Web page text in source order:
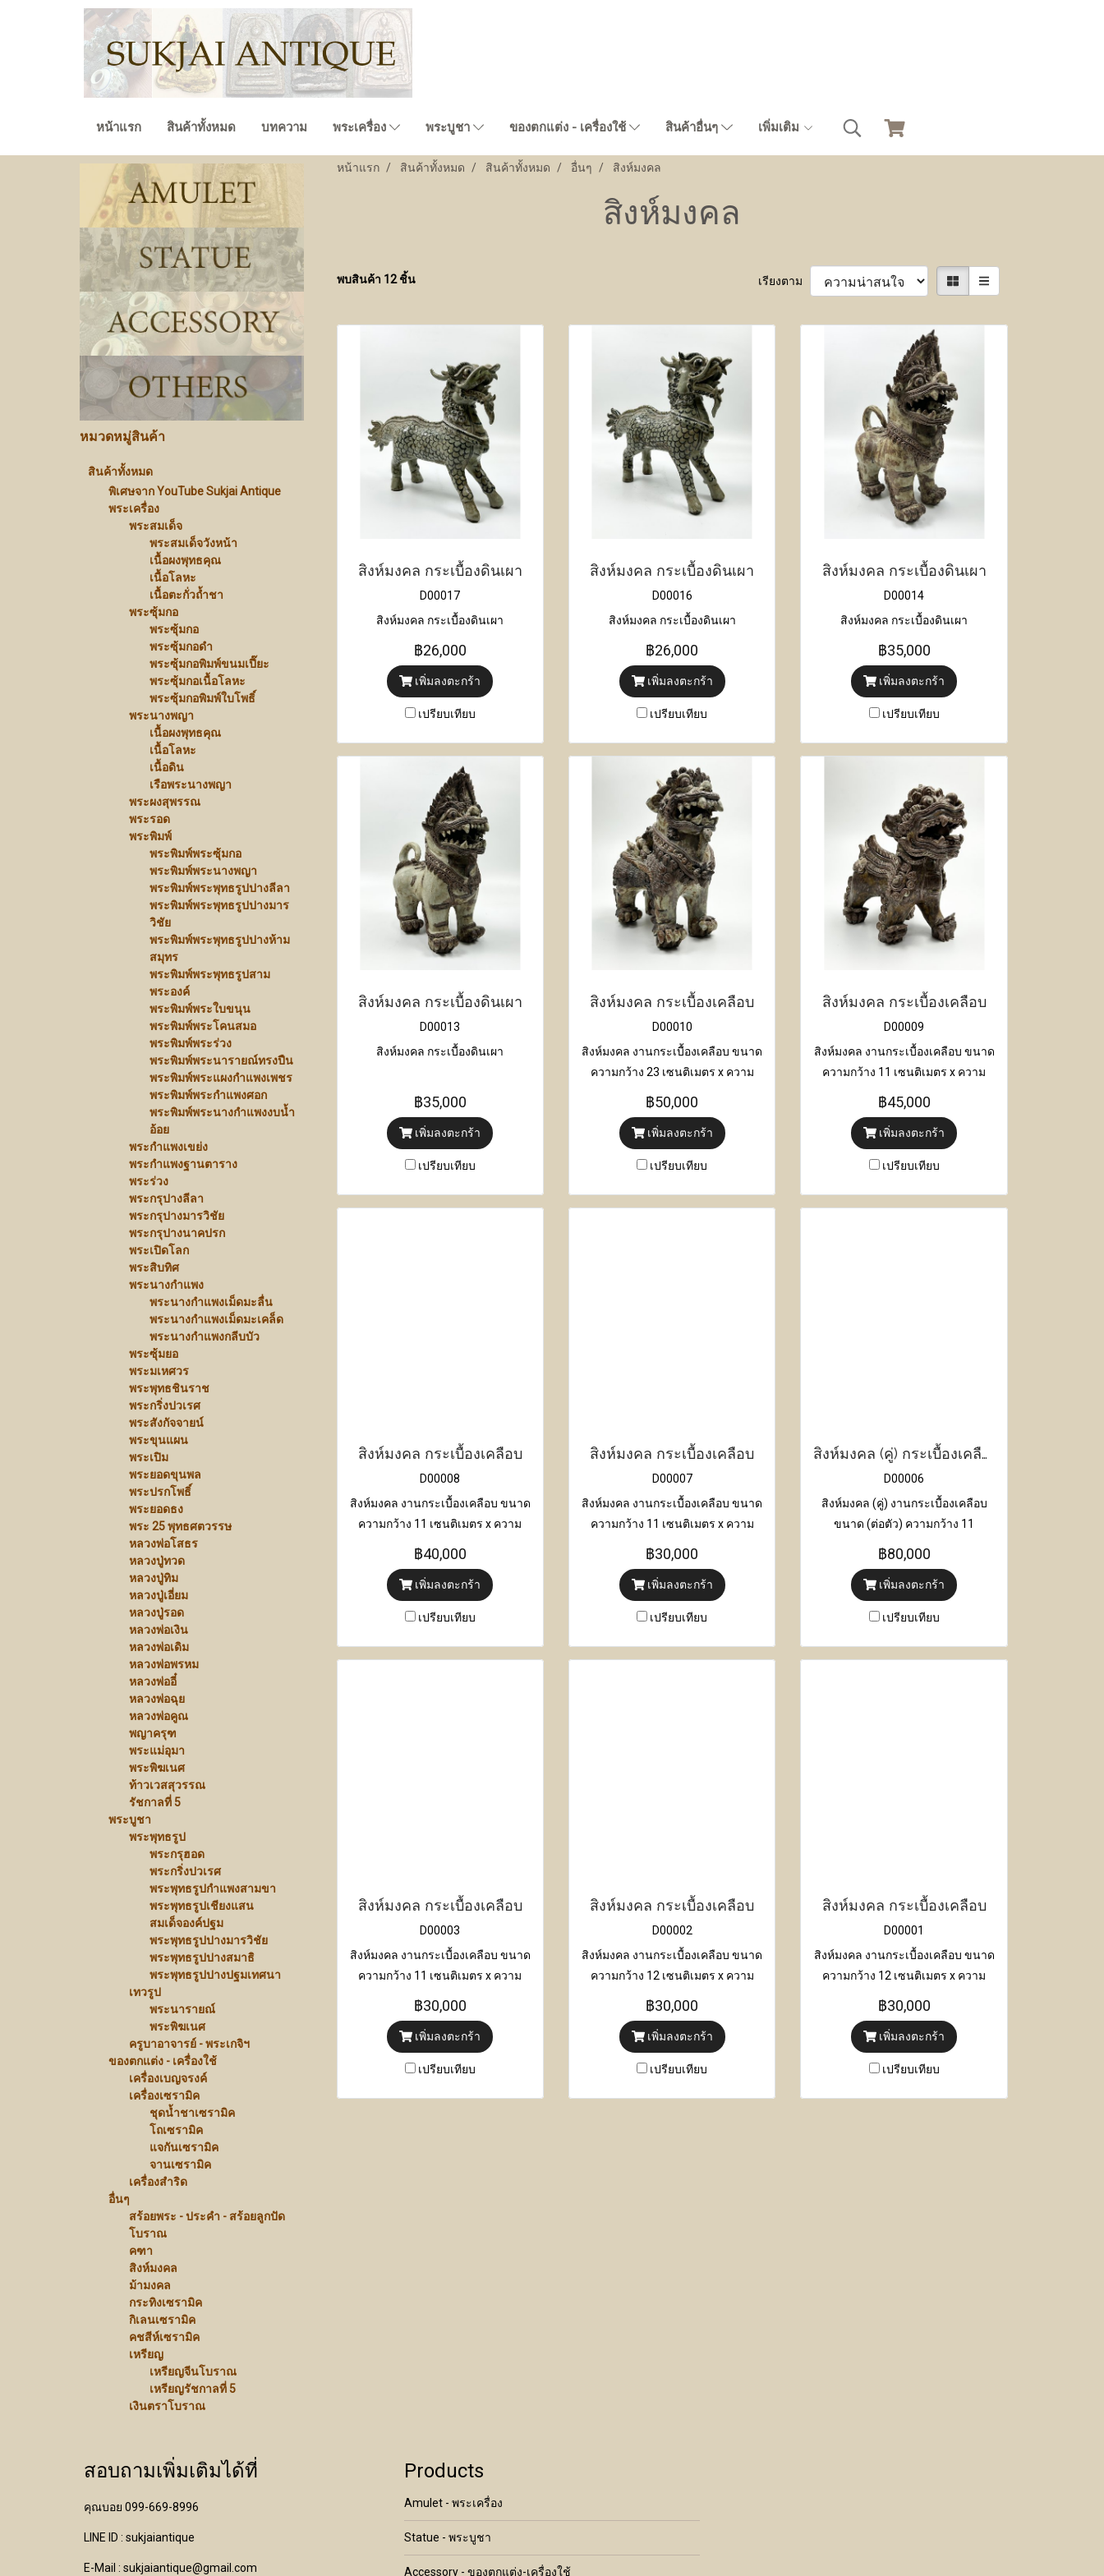
หน้าแรก สินค้าทั้งหมด บทความ พระเครื่อง พระบูชา ของตกแต่ง - เครื่องใช้ สินค้าอื่นๆ เพิ่มเติม
หน้าแรก สินค้าทั้งหมด สินค้าทั้งหมด อื่นๆ สิงห์มงคล
สิงห์มงคล
พบสินค้า 12 ชิ้น เรียงตาม
สิงห์มงคล กระเบื้องดินเผา
D00017
สิงห์มงคล กระเบื้องดินเผา
฿26,000
เพิ่มลงตะกร้า
เปรียบเทียบ
สิงห์มงคล กระเบื้องดินเผา
D00016
สิงห์มงคล กระเบื้องดินเผา
฿26,000
เพิ่มลงตะกร้า
เปรียบเทียบ
สิงห์มงคล กระเบื้องดินเผา
D00014
สิงห์มงคล กระเบื้องดินเผา
฿35,000
เพิ่มลงตะกร้า
เปรียบเทียบ
สิงห์มงคล กระเบื้องดินเผา
D00013
สิงห์มงคล กระเบื้องดินเผา
฿35,000
เพิ่มลงตะกร้า
เปรียบเทียบ
สิงห์มงคล กระเบื้องเคลือบ
D00010
สิงห์มงคล งานกระเบื้องเคลือบ ขนาด
ความกว้าง 23 เซนติเมตร x ความ
เซนติเมตร
฿50,000
เพิ่มลงตะกร้า
เปรียบเทียบ
สิงห์มงคล กระเบื้องเคลือบ
D00009
สิงห์มงคล งานกระเบื้องเคลือบ ขนาด
ความกว้าง 11 เซนติเมตร x ความ
เซนติเมตร
฿45,000
เพิ่มลงตะกร้า
เปรียบเทียบ
สิงห์มงคล กระเบื้องเคลือบ
D00008
สิงห์มงคล งานกระเบื้องเคลือบ ขนาด
ความกว้าง 11 เซนติเมตร x ความ
เซนติเมตร
฿40,000
เพิ่มลงตะกร้า
เปรียบเทียบ
สิงห์มงคล กระเบื้องเคลือบ
D00007
สิงห์มงคล งานกระเบื้องเคลือบ ขนาด
ความกว้าง 11 เซนติเมตร x ความ
เซนติเมตร
฿30,000
เพิ่มลงตะกร้า
เปรียบเทียบ
สิงห์มงคล (คู่) กระเบื้องเคลือบ
D00006
สิงห์มงคล (คู่) งานกระเบื้องเคลือบ
ขนาด (ต่อตัว) ความกว้าง 11
เซนติเมตร x ความสูง 24 เซนติเมตร
฿80,000
เพิ่มลงตะกร้า
เปรียบเทียบ
สิงห์มงคล กระเบื้องเคลือบ
D00003
สิงห์มงคล งานกระเบื้องเคลือบ ขนาด
ความกว้าง 11 เซนติเมตร x ความ
เซนติเมตร
฿30,000
เพิ่มลงตะกร้า
เปรียบเทียบ
สิงห์มงคล กระเบื้องเคลือบ
D00002
สิงห์มงคล งานกระเบื้องเคลือบ ขนาด
ความกว้าง 12 เซนติเมตร x ความ
เซนติเมตร
฿30,000
เพิ่มลงตะกร้า
เปรียบเทียบ
สิงห์มงคล กระเบื้องเคลือบ
D00001
สิงห์มงคล งานกระเบื้องเคลือบ ขนาด
ความกว้าง 12 เซนติเมตร x ความ
เซนติเมตร
฿30,000
เพิ่มลงตะกร้า
เปรียบเทียบ
หมวดหมู่สินค้า
สินค้าทั้งหมด
พิเศษจาก YouTube Sukjai Antique
พระเครื่อง
พระสมเด็จ
พระสมเด็จวังหน้า
เนื้อผงพุทธคุณ
เนื้อโลหะ
เนื้อตะกั่วถ้ำชา
พระซุ้มกอ
พระซุ้มกอ
พระซุ้มกอดำ
พระซุ้มกอพิมพ์ขนมเปี๊ยะ
พระซุ้มกอเนื้อโลหะ
พระซุ้มกอพิมพ์ใบโพธิ์
พระนางพญา
เนื้อผงพุทธคุณ
เนื้อโลหะ
เนื้อดิน
เรือพระนางพญา
พระผงสุพรรณ
พระรอด
พระพิมพ์
พระพิมพ์พระซุ้มกอ
พระพิมพ์พระนางพญา
พระพิมพ์พระพุทธรูปปางลีลา
พระพิมพ์พระพุทธรูปปางมาร
วิชัย
พระพิมพ์พระพุทธรูปปางห้าม
สมุทร
พระพิมพ์พระพุทธรูปสาม
พระองค์
พระพิมพ์พระใบขนุน
พระพิมพ์พระโคนสมอ
พระพิมพ์พระร่วง
พระพิมพ์พระนารายณ์ทรงปืน
พระพิมพ์พระแผงกำแพงเพชร
พระพิมพ์พระกำแพงศอก
พระพิมพ์พระนางกำแพงงบน้ำ
อ้อย
พระกำแพงเขย่ง
พระกำแพงฐานตาราง
พระร่วง
พระกรุปางลีลา
พระกรุปางมารวิชัย
พระกรุปางนาคปรก
พระเปิดโลก
พระสิบทิศ
พระนางกำแพง
พระนางกำแพงเม็ดมะลื่น
พระนางกำแพงเม็ดมะเคล็ด
พระนางกำแพงกลีบบัว
พระซุ้มยอ
พระมเหศวร
พระพุทธชินราช
พระกริ่งปวเรศ
พระสังกัจจายน์
พระขุนแผน
พระเปิม
พระยอดขุนพล
พระปรกโพธิ์
พระยอดธง
พระ 25 พุทธศตวรรษ
หลวงพ่อโสธร
หลวงปู่ทวด
หลวงปู่ทิม
หลวงปู่เอี่ยม
หลวงปู่รอด
หลวงพ่อเงิน
หลวงพ่อเดิม
หลวงพ่อพรหม
หลวงพ่ออี๋
หลวงพ่อฉุย
หลวงพ่อคูณ
พญาครุฑ
พระแม่อุมา
พระพิฆเนศ
ท้าวเวสสุวรรณ
รัชกาลที่ 5
พระบูชา
พระพุทธรูป
พระกรุฮอด
พระกริ่งปวเรศ
พระพุทธรูปกำแพงสามขา
พระพุทธรูปเชียงแสน
สมเด็จองค์ปฐม
พระพุทธรูปปางมารวิชัย
พระพุทธรูปปางสมาธิ
พระพุทธรูปปางปฐมเทศนา
เทวรูป
พระนารายณ์
พระพิฆเนศ
ครูบาอาจารย์ - พระเกจิฯ
ของตกแต่ง - เครื่องใช้
เครื่องเบญจรงค์
เครื่องเซรามิค
ชุดน้ำชาเซรามิค
โถเซรามิค
แจกันเซรามิค
จานเซรามิค
เครื่องสำริด
อื่นๆ
สร้อยพระ - ประคำ - สร้อยลูกปัด
โบราณ
คฑา
สิงห์มงคล
ม้ามงคล
กระทิงเซรามิค
กิเลนเซรามิค
คชสีห์เซรามิค
เหรียญ
เหรียญจีนโบราณ
เหรียญรัชกาลที่ 5
เงินตราโบราณ
สอบถามเพิ่มเติมได้ที่
คุณบอย 099-669-8996
LINE ID : sukjaiantique
E-Mail : sukjaiantique@gmail.com
Products
Amulet - พระเครื่อง
Statue - พระบูชา
Accessory - ของตกแต่ง-เครื่องใช้